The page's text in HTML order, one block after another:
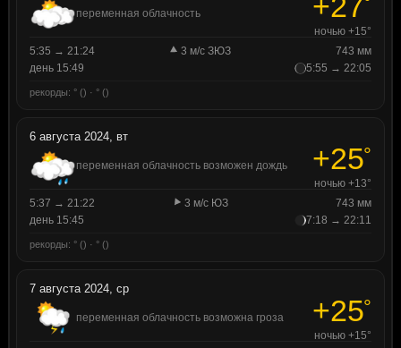
переменная облачность
ночью +15°
5:35 → 21:24
3 м/с ЗЮЗ
743 мм
день 15:49
5:55 → 22:05
рекорды: ° () · ° ()
6 августа 2024, вт
переменная облачность возможен дождь +25°
ночью +13°
5:37 → 21:22
3 м/с ЮЗ
743 мм
день 15:45
7:18 → 22:11
рекорды: ° () · ° ()
7 августа 2024, ср
переменная облачность возможна гроза +25°
ночью +15°